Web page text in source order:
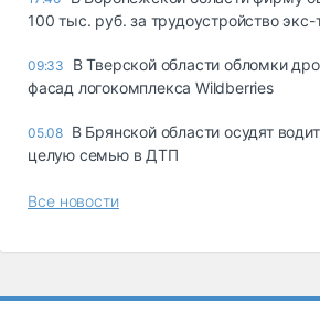
100 тыс. руб. за трудоустройство
09:33
В Тверской области обломки
фасад логокомплекса Wildberries
05.08 В Брянской области осудят
целую семью в ДТП
Все новости